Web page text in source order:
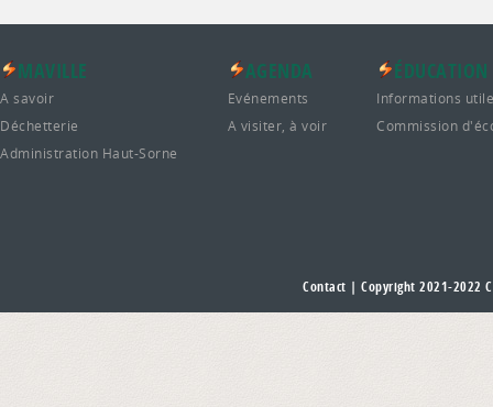
MAVILLE
A savoir
Déchetterie
Administration Haut-Sorne
AGENDA
Evénements
A visiter, à voir
ÉDUCATION
Informations
Commission
Contact | Copyright 2021-2022